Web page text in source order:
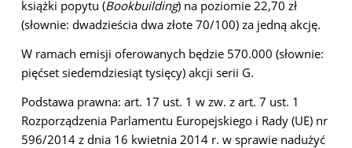
książki popytu (Bookbuilding) na poziomie 22,70 zł
(słownie: dwadzieścia dwa złote 70/100) za jedną akcję.
W ramach emisji oferowanych będzie 570.000 (słownie:
pięćset siedemdziesiąt tysięcy) akcji serii G.
Podstawa prawna: art. 17 ust. 1 w zw. z art. 7 ust. 1
Rozporządzenia Parlamentu Europejskiego i Rady (UE) nr
596/2014 z dnia 16 kwietnia 2014 r. w sprawie nadużyć